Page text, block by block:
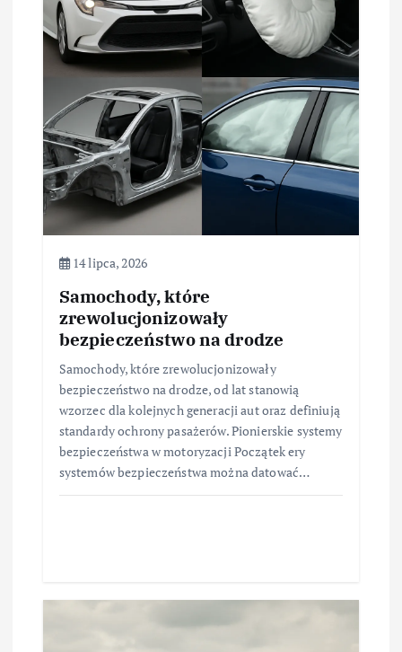
a
w
p
s
u
14 lipca, 2026
Samochody, które
zrewolucjonizowały
bezpieczeństwo na drodze
Samochody, które zrewolucjonizowały
bezpieczeństwo na drodze, od lat stanowią
wzorzec dla kolejnych generacji aut oraz definiują
standardy ochrony pasażerów. Pionierskie systemy
bezpieczeństwa w motoryzacji Początek ery
systemów bezpieczeństwa można datować…